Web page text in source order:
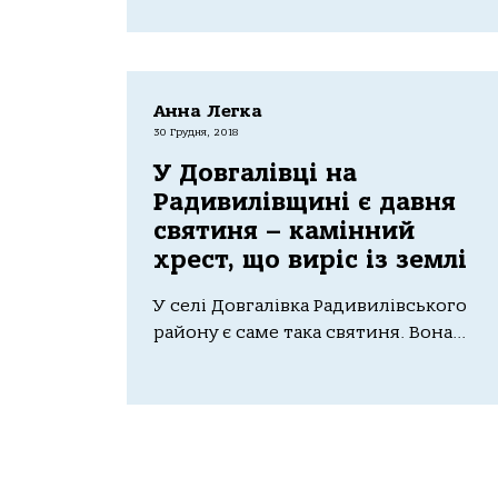
Анна Легка
30 Грудня, 2018
У Довгалівці на
Радивилівщині є давня
святиня – камінний
хрест, що виріс із землі
У селі Довгалівка Радивилівського
району є саме така святиня. Вона...